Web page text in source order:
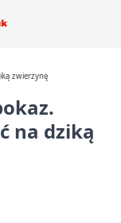
zwierzynę
na dziką